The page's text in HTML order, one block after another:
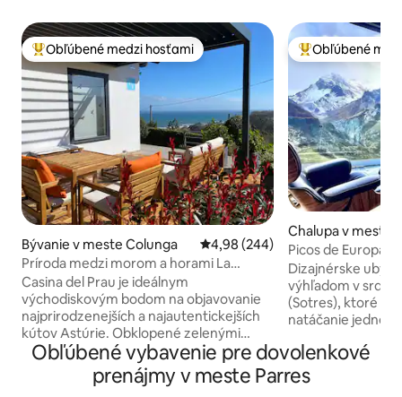
Najobľúbenejšie medzi hosťami
Obľúbené medzi hosťami
Bývanie v meste Colunga Priemerné ohodnotenie 4,98 z
4,98 (244)
Príroda medzi morom a horami La
Casina del Prau
Casina del Prau je ideálnym
východiskovým bodom na objavovanie
najprirodzenejších a najautentickejších
kútov Astúrie. Obklopené zelenými
lúkami a veľmi blízko mora, je ideálne pre
milovníkov pešej turistiky, surfovania a
miestnej kuchyne, s rýchlym prístupom
Najobľúbenejšie
Obľúbené
Chalupa v meste
Picos de Europa
úžasné výhľady
Dizajnérske
výhľadom v srdci
(Sotres), ktoré si
natáčanie jednej
diaľku alebo
chodníkov
jedinečné
Obľúbené vybavenie pre dovolenkové
prenájmy v meste Parres